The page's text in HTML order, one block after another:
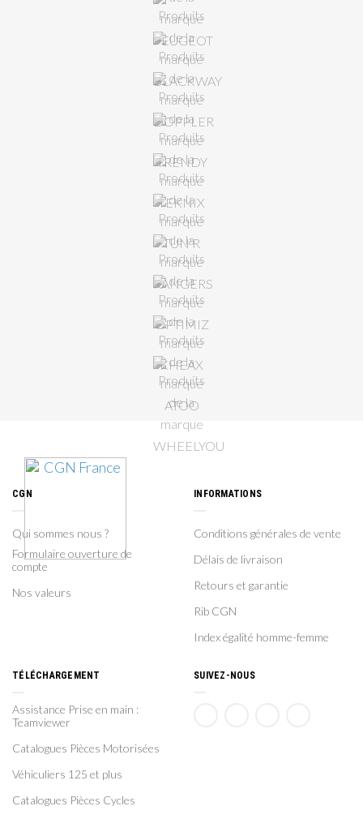
CGN
Qui sommes nous ?
Formulaire ouverture de
compte
Nos valeurs
INFORMATIONS
Conditions générales de vente
Délais de livraison
Retours et garantie
Rib CGN
Index égalité homme-femme
TÉLÉCHARGEMENT
Assistance Prise en main :
Teamviewer
Catalogues Pièces Motorisées
Véhiculiers 125 et plus
Catalogues Pièces Cycles
SUIVEZ-NOUS